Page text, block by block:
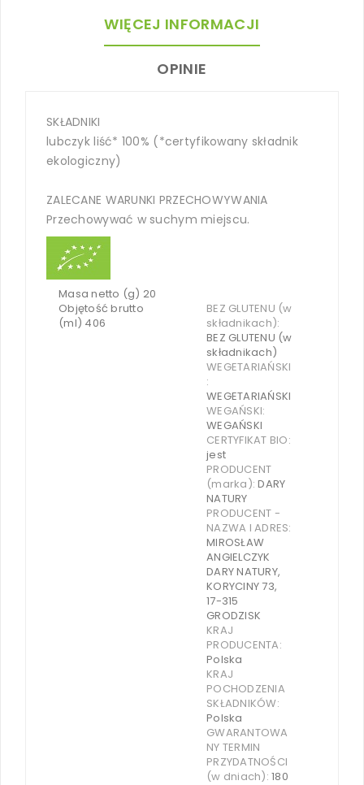
WIĘCEJ INFORMACJI
OPINIE
SKŁADNIKI
lubczyk liść* 100% (*certyfikowany składnik
ekologiczny)
ZALECANE WARUNKI PRZECHOWYWANIA
Przechowywać w suchym miejscu.
Masa netto (g) 20
Objętość brutto
(ml) 406
BEZ GLUTENU (w
składnikach):
BEZ GLUTENU (w
składnikach)
WEGETARIAŃSKI
:
WEGETARIAŃSKI
WEGAŃSKI:
WEGAŃSKI
CERTYFIKAT BIO:
jest
PRODUCENT
(marka):DARY
NATURY
PRODUCENT -
NAZWA I ADRES:
MIROSŁAW
ANGIELCZYK
DARY NATURY,
KORYCINY 73,
17-315
GRODZISK
KRAJ
PRODUCENTA:
Polska
KRAJ
POCHODZENIA
SKŁADNIKÓW:
Polska
GWARANTOWA
NY TERMIN
PRZYDATNOŚCI
(w dniach):180